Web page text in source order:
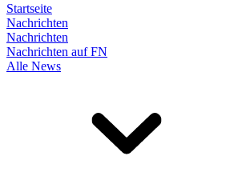
Startseite
Nachrichten
Nachrichten
Nachrichten auf FN
Alle News